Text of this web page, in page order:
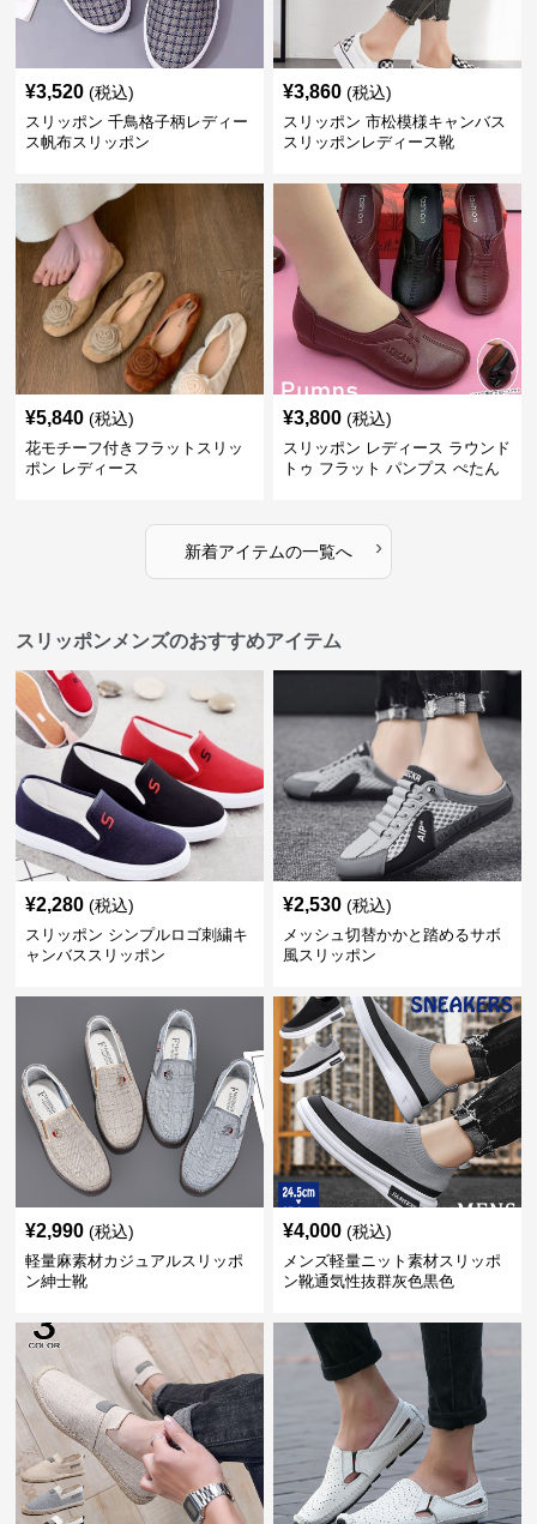
¥3,520 (税込)
スリッポン 千鳥格子柄レディー
ス帆布スリッポン
¥3,860 (税込)
スリッポン 市松模様キャンバス
スリッポンレディース靴
¥5,840 (税込)
花モチーフ付きフラットスリッ
ポン レディース
¥3,800 (税込)
スリッポン レディース ラウンド
トゥ フラット パンプス ぺたん
新着アイテムの一覧へ ›
スリッポンメンズのおすすめアイテム
¥2,280 (税込)
スリッポン シンプルロゴ刺繍キ
ャンバススリッポン
¥2,530 (税込)
メッシュ切替かかと踏めるサボ
風スリッポン
¥2,990 (税込)
軽量麻素材カジュアルスリッポ
ン紳士靴
¥4,000 (税込)
メンズ軽量ニット素材スリッポ
ン靴通気性抜群灰色黒色